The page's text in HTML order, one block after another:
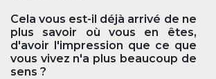
Cela vous est-il déjà arrivé de ne
plus savoir où vous en êtes,
d'avoir l'impression que ce que
vous vivez n'a plus beaucoup de
sens ?